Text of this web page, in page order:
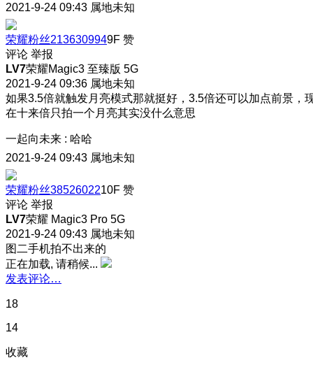
2021-9-24 09:43 属地未知
荣耀粉丝2136309949F 赞
评论 举报
LV7荣耀Magic3 至臻版 5G
2021-9-24 09:36 属地未知
如果3.5倍就触发月亮模式那就挺好，3.5倍还可以加点前景，
在十来倍只拍一个月亮其实没什么意思
一起向未来 : 哈哈
2021-9-24 09:43 属地未知
荣耀粉丝3852602210F 赞
评论 举报
LV7荣耀 Magic3 Pro 5G
2021-9-24 09:43 属地未知
图二手机拍不出来的
正在加载, 请稍候...
发表评论…
18
14
收藏